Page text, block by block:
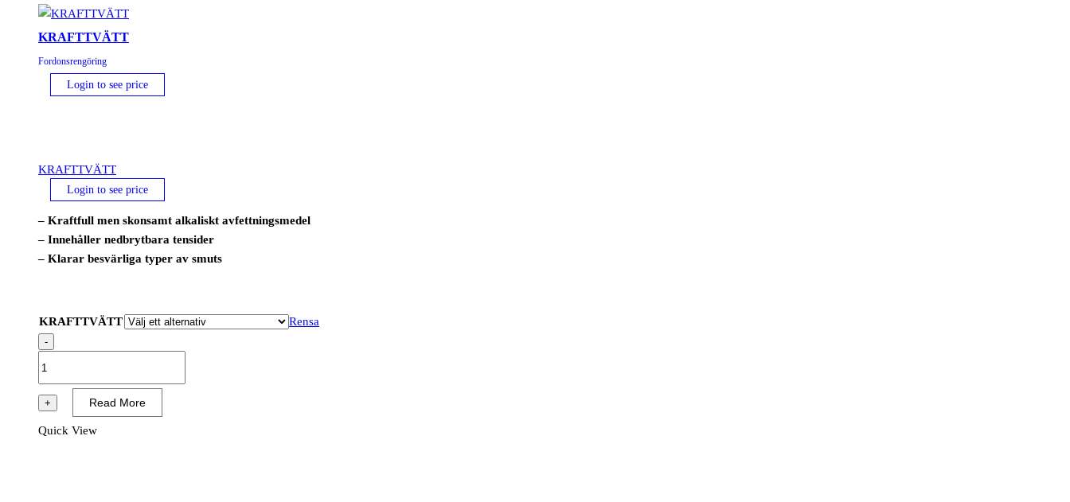
KRAFTTVÄTT
Fordonsrengöring
Login to see price
KRAFTTVÄTT
Login to see price
– Kraftfull men skonsamt alkaliskt avfettningsmedel
– Innehåller nedbrytbara tensider
– Klarar besvärliga typer av smuts
KRAFTTVÄTT Rensa
-
+ Read More
Quick View